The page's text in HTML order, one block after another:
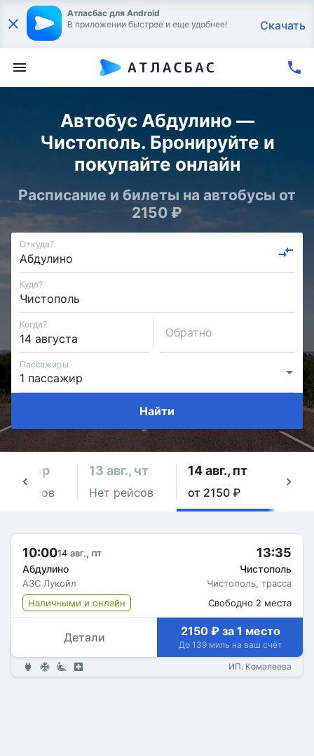
Атласбас для Android
В приложении быстрее и еще удобнее!
Скачать
Автобус Абдулино —
Чистополь. Бронируйте и
покупайте онлайн
Расписание и билеты на автобусы от
2150 ₽
Откуда?
Куда?
Когда?
Обратно
Пассажиры
Найти
авг., ср
рейсов
13 авг., чт
Нет рейсов
14 авг., пт
от 2150 ₽
10:0014 авг., пт
Абдулино
АЗС Лукойл
13:35
Чистополь
Чистополь, трасса
Наличными и онлайн
Свободно 2 места
Детали 2150 ₽ за 1 место
До 139 миль на ваш счёт
ИП. Комалеева